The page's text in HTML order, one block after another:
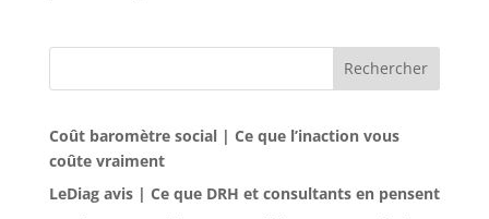
Rechercher
Coût baromètre social | Ce que l’inaction vous
coûte vraiment
LeDiag avis | Ce que DRH et consultants en pensent